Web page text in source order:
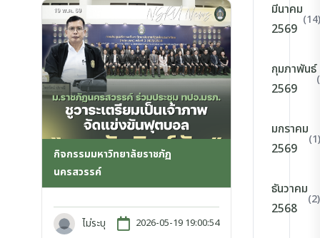
กิจกรรมมหาวิทยาลัยราชภัฏ
นครสวรรค์
ไม่ระบุ 2026-05-19 19:00:54
มีนาคม
2569
(14)
กุมภาพันธ์
2569
มกราคม
2569
(1)
ธันวาคม
2568
(2)